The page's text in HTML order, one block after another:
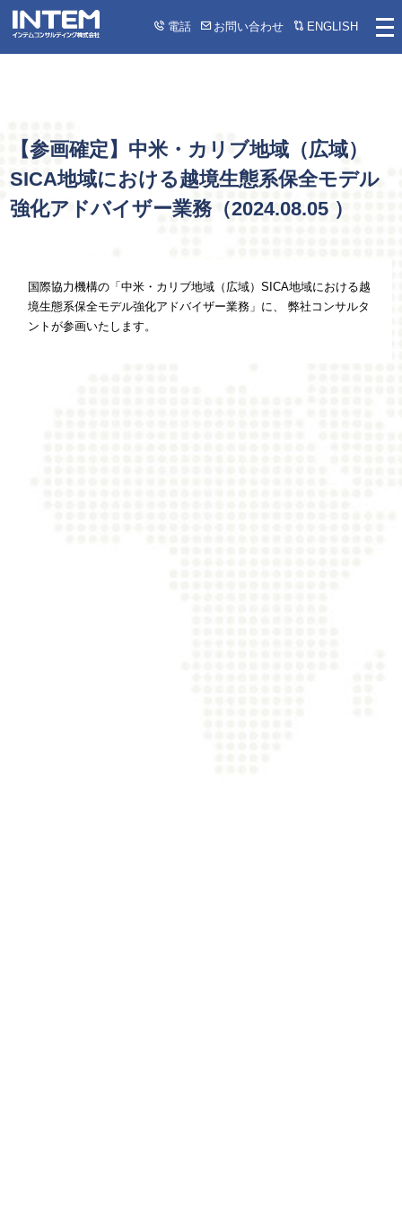
電話 お問い合わせ ENGLISH
【参画確定】中米・カリブ地域（広域）
SICA地域における越境生態系保全モデル
強化アドバイザー業務（2024.08.05 ）
国際協力機構の「中米・カリブ地域（広域）SICA地域における越
境生態系保全モデル強化アドバイザー業務」に、 弊社コンサルタ
ントが参画いたします。